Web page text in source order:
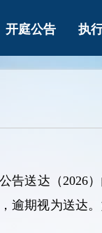
开庭公告 执
送达（2026
逾期视为送达